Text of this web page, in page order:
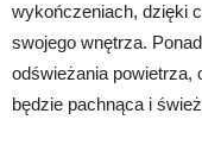
wykończeniach, dzięki
swojego wnętrza.
odświeżania powietrza,
będzie pachnąca i